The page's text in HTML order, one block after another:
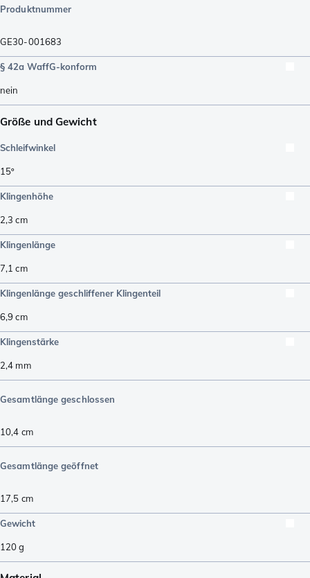
Produktnummer
GE30-001683
§ 42a WaffG-konform
nein
Größe und Gewicht
Schleifwinkel
15º
Klingenhöhe
2,3 cm
Klingenlänge
7,1 cm
Klingenlänge geschliffener Klingenteil
6,9 cm
Klingenstärke
2,4 mm
Gesamtlänge geschlossen
10,4 cm
Gesamtlänge geöffnet
17,5 cm
Gewicht
120g